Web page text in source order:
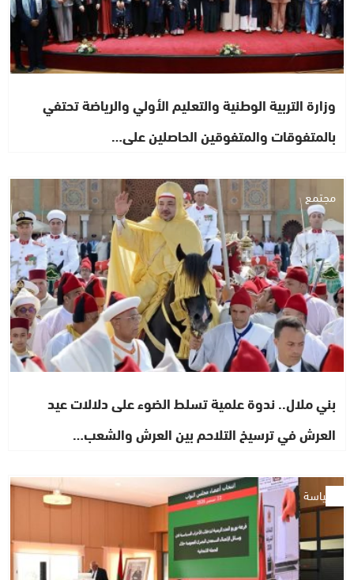
وزارة التربية الوطنية والتعليم الأولي والرياضة تحتفي
بالمتفوقات والمتفوقين الحاصلين على…
مجتمع
بني ملال.. ندوة علمية تسلط الضوء على دلالات عيد
العرش في ترسيخ التلاحم بين العرش والشعب…
سياسة